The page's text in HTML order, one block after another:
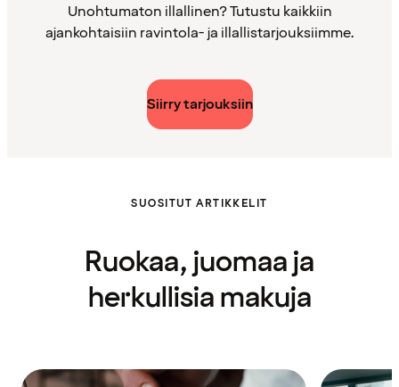
Unohtumaton illallinen? Tutustu kaikkiin
ajankohtaisiin ravintola- ja illallistarjouksiimme.
Siirry tarjouksiin
SUOSITUT ARTIKKELIT
Ruokaa, juomaa ja
herkullisia makuja